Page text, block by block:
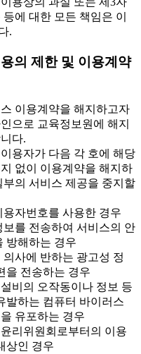
에 대한 모든 책임은 이
.
의 제한 및 이용계약
이용계약을 해지하고자
으로 교육정보원에 해지
다.
용자가 다음 각 호에 해당
없이 이용계약을 해지하
부의 서비스 제공을 중지할
용자번호를 사용한 경우
보를 전송하여 서비스의 안
방해하는 경우
의사에 반하는 광고성 정
을 전송하는 경우
비의 오작동이나 정보 등
발하는 컴퓨터 바이러스
유포하는 경우
리위원회로부터의 이용
상인 경우